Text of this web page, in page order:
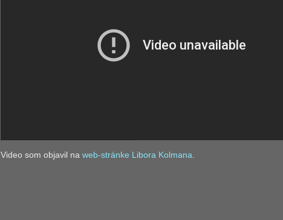
Video som objavil na web-stránke Libora Kolmana